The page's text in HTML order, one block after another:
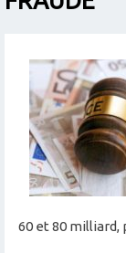
60 et 80 milliard,